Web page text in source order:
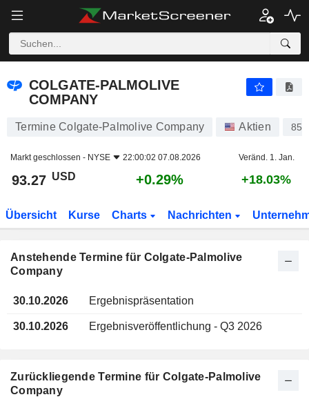
COLGATE-PALMOLIVE COMPANY
COLGATE-PALMOLIVE
COMPANY
Termine Colgate-Palmolive Company Aktien
Markt geschlossen - NYSE 22:00:02 07.08.2026 Veränd. 1. Jan.
93.27 USD +0.29% +18.03%
Übersicht Kurse Charts Nachrichten
Anstehende Termine für Colgate-Palmolive
Company
30.10.2026 Ergebnispräsentation
30.10.2026 Ergebnisveröffentlichung - Q3 2026
Zurückliegende Termine für Colgate-Palmolive
Company